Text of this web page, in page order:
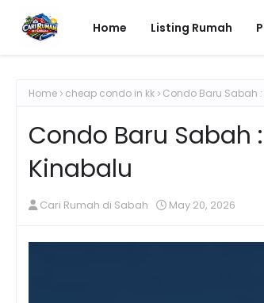
Home Listing Rumah
Home cheap condo in kk Condo Baru Sabah
Condo Baru Sabah
Kinabalu
Cari Rumah di Sabah May 20, 2026